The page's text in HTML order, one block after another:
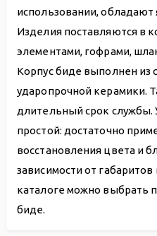
использовании,
Изделия поставляются в
элементами, гофрами,
Корпус биде выполнен из
ударопрочной керамики.
длительный срок службы.
простой: достаточно
восстановления цвета и
зависимости от
каталоге можно выбрать
биде.